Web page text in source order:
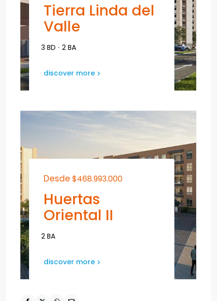
Tierra Linda del
Valle
3 BD · 2 BA
discover more
Desde $468.993.000
Huertas
Oriental II
2 BA
discover more